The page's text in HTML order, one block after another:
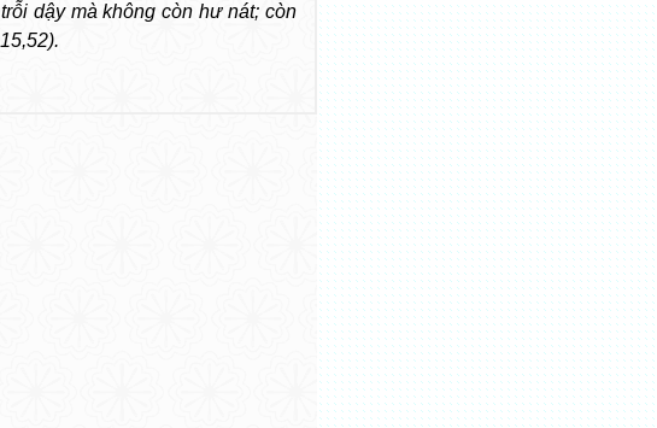
dậy mà không còn hư nát; còn
15,52).